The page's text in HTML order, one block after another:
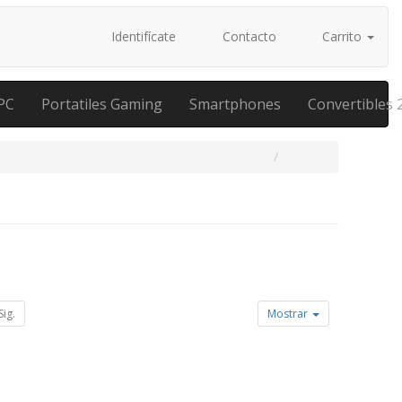
Identifícate Contacto Carrito
Portatiles Gaming Smartphones Convertibles
Sig. Mostrar